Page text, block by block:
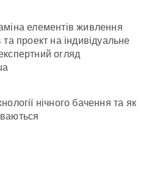
елементів живлення
та проект на індивідуальне
огляд
нічного бачення та як